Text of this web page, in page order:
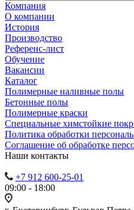
Компания
О компании
История
Производство
Референс-лист
Обучение
Вакансии
Каталог
Полимерные наливные полы
Бетонные полы
Полимерные краски
Специальные химстойкие
Политика обработки
Cоглашение об обработке
Наши контакты
+7 912 600-25-01
09:00 - 18:00